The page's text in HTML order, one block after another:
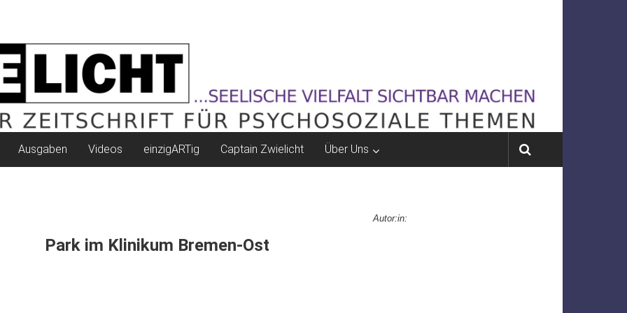
Ausgaben Videos einzigARTig Captain Zwielicht Über Uns
Autor:in:
Park im Klinikum Bremen-Ost